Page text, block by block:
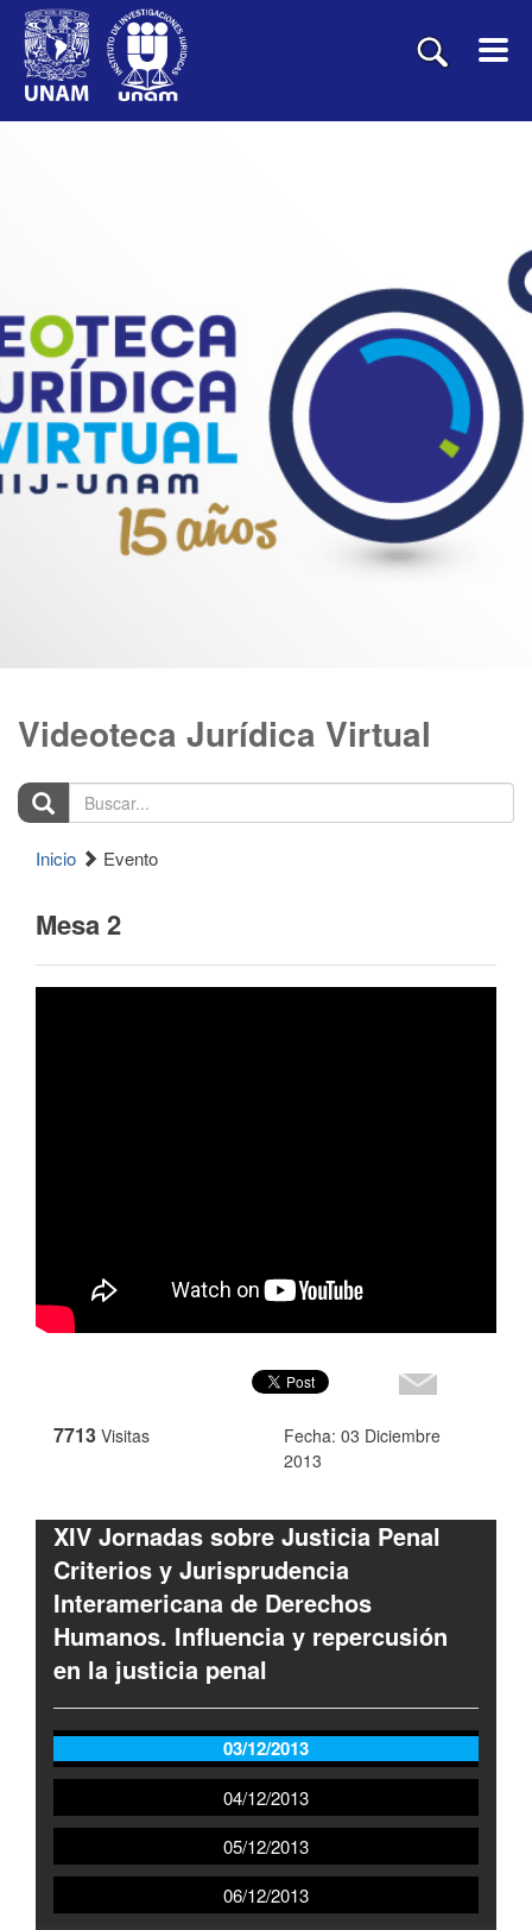
Videoteca Jurídica Virtual
Buscar...
Inicio Evento
Mesa 2
7713 Visitas
Fecha: 03 Diciembre
2013
XIV Jornadas sobre Justicia Penal
Criterios y Jurisprudencia
Interamericana de Derechos
Humanos. Influencia y repercusión
en la justicia penal
03/12/2013
04/12/2013
05/12/2013
06/12/2013